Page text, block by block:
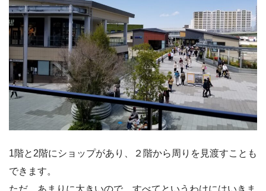
1階と2階にショップがあり、２階から周りを見渡すことも
できます。